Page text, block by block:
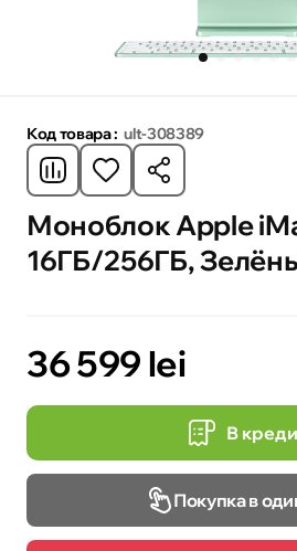
Код товара : ult-308389
Моноблок Apple
16ГБ/256ГБ,
36 599 lei
В
Покупка в